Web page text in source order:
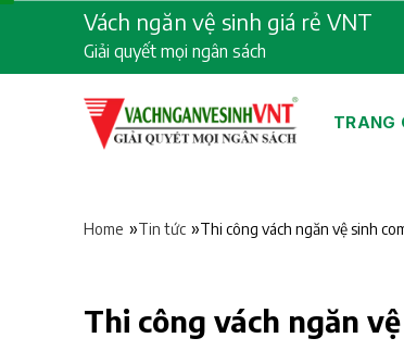
content
Vách ngăn vệ sinh giá rẻ VNT
Giải quyết mọi ngân sách
TRANG
Home »Tin tức »Thi công vách ngăn vệ sinh
Thi công vách ngăn